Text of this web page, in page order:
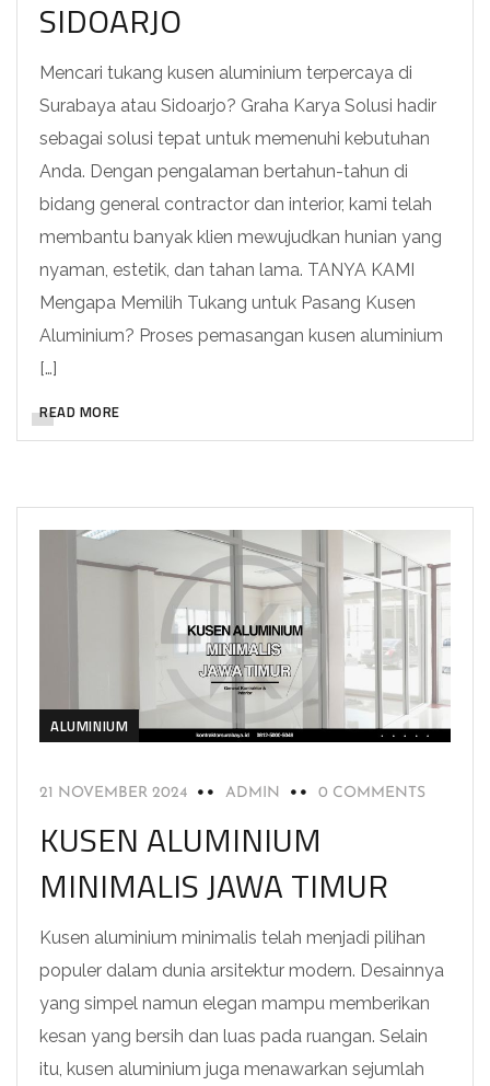
SIDOARJO
Mencari tukang kusen aluminium terpercaya di
Surabaya atau Sidoarjo? Graha Karya Solusi hadir
sebagai solusi tepat untuk memenuhi kebutuhan
Anda. Dengan pengalaman bertahun-tahun di
bidang general contractor dan interior, kami telah
membantu banyak klien mewujudkan hunian yang
nyaman, estetik, dan tahan lama. TANYA KAMI
Mengapa Memilih Tukang untuk Pasang Kusen
Aluminium? Proses pemasangan kusen aluminium
[…]
READ MORE
ALUMINIUM
21 NOVEMBER 2024 ADMIN 0 COMMENTS
KUSEN ALUMINIUM
MINIMALIS JAWA TIMUR
Kusen aluminium minimalis telah menjadi pilihan
populer dalam dunia arsitektur modern. Desainnya
yang simpel namun elegan mampu memberikan
kesan yang bersih dan luas pada ruangan. Selain
itu, kusen aluminium juga menawarkan sejumlah